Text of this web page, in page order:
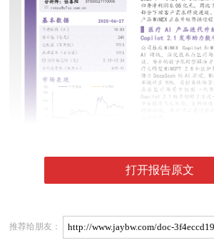
打开报告原文
推荐给朋友：